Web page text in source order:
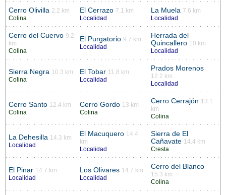
Cerro Olivilla 2.2 km
Colina
El Cerrazo 7.1 km
Localidad
La Muela 7.6 km
Localidad
Cerro del Cuervo 9.2
km
Colina
El Purgatorio 9.7 km
Localidad
Herrada del
Quincallero 10 km
Localidad
Sierra Negra 10.3 km
Colina
El Tobar 11.8 km
Localidad
Prados Morenos
12.2 km
Localidad
Cerro Santo 12.4 km
Colina
Cerro Gordo 13 km
Colina
Cerro Cerrajón 13.1
km
Colina
La Dehesilla 14.3 km
Localidad
El Macuquero 14.4
km
Localidad
Sierra de El
Cañavate 14.4 km
Cresta
El Pinar 14.7 km
Localidad
Los Olivares 14.7 km
Localidad
Cerro del Blanco
15.3 km
Colina